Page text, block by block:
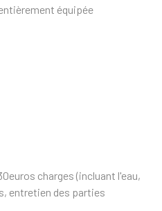
équipée
charges (incluant l'eau,
entretien des parties